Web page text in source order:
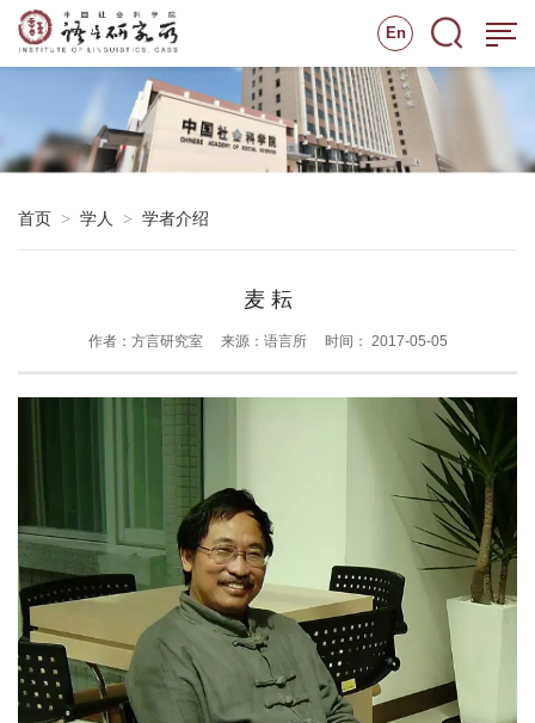
En
首页 > 学人 > 学者介绍
麦 耘
作者：方言研究室 来源：语言所 时间： 2017-05-05